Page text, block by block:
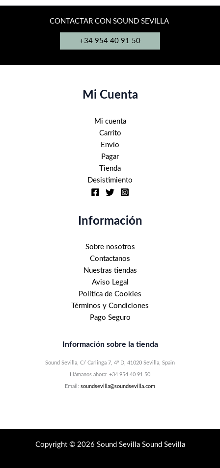
CONTACTAR CON SOUND SEVILLA
+34 954 40 91 50
Mi Cuenta
Mi cuenta
Carrito
Envío
Pagar
Tienda
Desistimiento
Información
Sobre nosotros
Contactanos
Nuestras tiendas
Aviso Legal
Política de Cookies
Términos y Condiciones
Pago Seguro
Información sobre la tienda
Sound Sevilla, C/ Carlinga 7, 4º D, 41020 Sevilla, Spain
Llámanos ahora: +34 954 40 91 50
Email: soundsevilla@soundsevilla.com
Copyright © 2026 Sound Sevilla Sound Sevilla